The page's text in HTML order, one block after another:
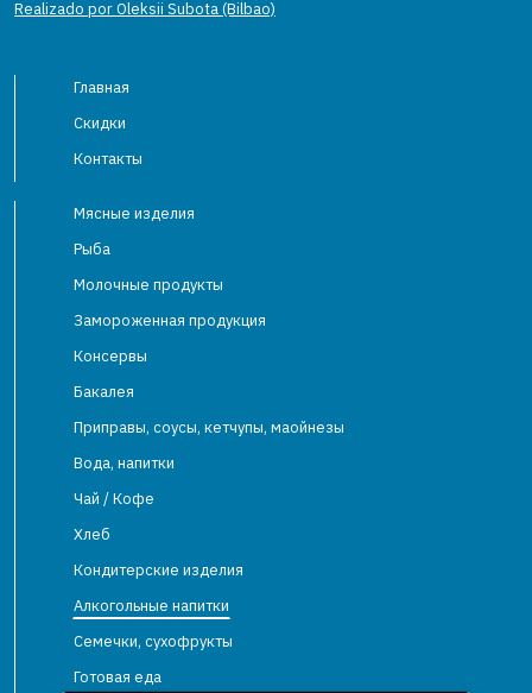
Realizado por Oleksii Subota (Bilbao)
Главная
Скидки
Контакты
Мясные изделия
Рыба
Молочные продукты
Замороженная продукция
Консервы
Бакалея
Приправы, соусы, кетчупы, маойнезы
Вода, напитки
Чай / Кофе
Хлеб
Кондитерские изделия
Алкогольные напитки
Семечки, сухофрукты
Готовая еда